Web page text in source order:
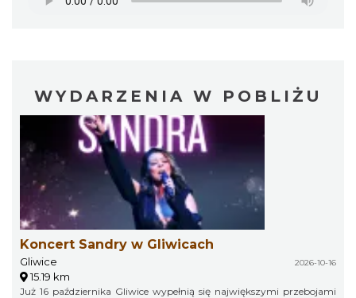
WYDARZENIA W POBLIŻU
Koncert Sandry w Gliwicach
Gliwice 2026-10-16
15.19 km
Już 16 października Gliwice wypełnią się największymi przebojami